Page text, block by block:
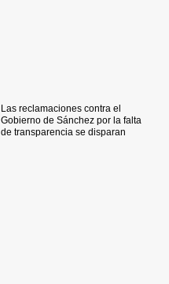
Las reclamaciones contra el
Gobierno de Sánchez por la falta
de transparencia se disparan